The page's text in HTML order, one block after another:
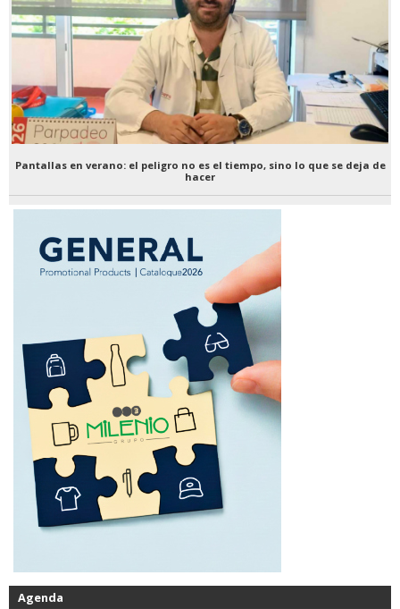
Pantallas en verano: el peligro no es el tiempo, sino lo que se deja de
hacer
Agenda